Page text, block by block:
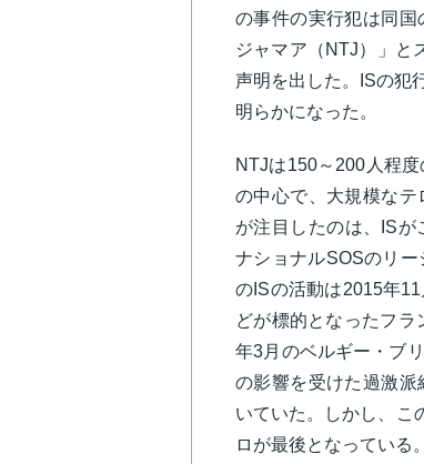
の事件の実行犯は同国
ジャマア（NTJ）」と
声明を出した。ISの犯
明らかになった。
NTJは150～200人程
の中心で、大規模な
が注目したのは、IS
ナショナルSOSのリ
のISの活動は2015年
どが標的となったフ
年3月のベルギー・ブ
の影響を受けた過激
いていた。しかし、こ
ロが最後となっている。